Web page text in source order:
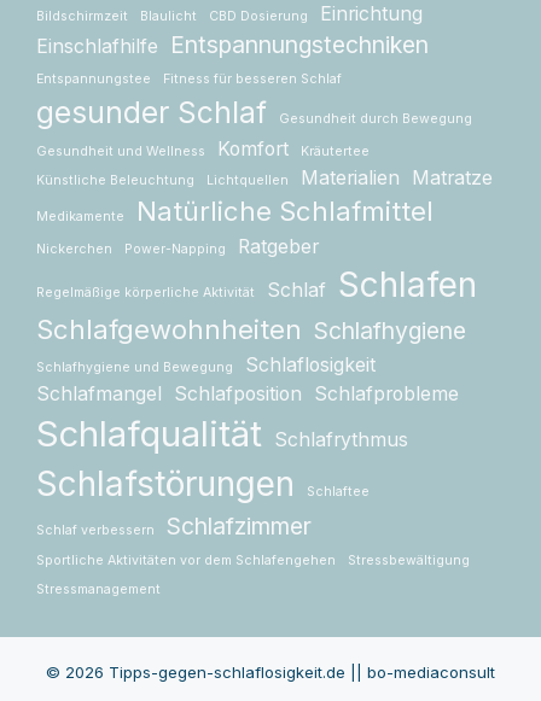
Bildschirmzeit
Blaulicht CBD Dosierung
Einrichtung
Einschlafhilfe
Entspannungstechniken
Entspannungstee Fitness für besseren Schlaf
gesunder Schlaf Gesundheit durch Bewegung
Gesundheit und Wellness Komfort
Kräutertee
Künstliche Beleuchtung
Lichtquellen Materialien Matratze
Medikamente Natürliche Schlafmittel
Nickerchen Power-Napping Ratgeber
Regelmäßige körperliche Aktivität Schlaf Schlafen
Schlafgewohnheiten Schlafhygiene
Schlafhygiene und Bewegung
Schlaflosigkeit
Schlafmangel
Schlafposition Schlafprobleme
Schlafqualität Schlafrythmus
Schlafstörungen Schlaftee
Schlaf verbessern Schlafzimmer
Sportliche Aktivitäten vor dem Schlafengehen
Stressbewältigung
Stressmanagement
© 2026 Tipps-gegen-schlaflosigkeit.de || bo-mediaconsult